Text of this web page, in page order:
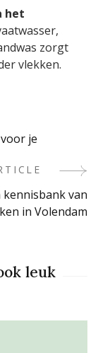
het
zorgt
vlekken.
je
van
in Volendam
leuk